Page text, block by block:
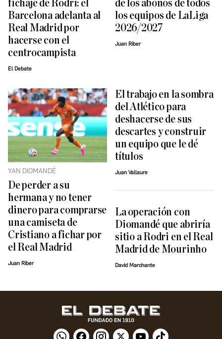
fichaje de Rodri: el
Barcelona adelanta al
Real Madrid por
hacerse con el
centrocampista
El Debate
de los abonos de todos
los equipos de LaLiga
2026/2027
Juan Riber
YAN DIOMANDÉ
De perder a su
hermana y no tener
dinero para comprarse
una camiseta de
Cristiano a fichar por
el Real Madrid
Juan Riber
El trabajo en la sombra
del Atlético para
deshacerse de sus
descartes y construir
un equipo que le dé
títulos
Juan Vallaure
La operación con
Diomandé que abriría
sitio a Rodri en el Real
Madrid de Mourinho
David Marchante